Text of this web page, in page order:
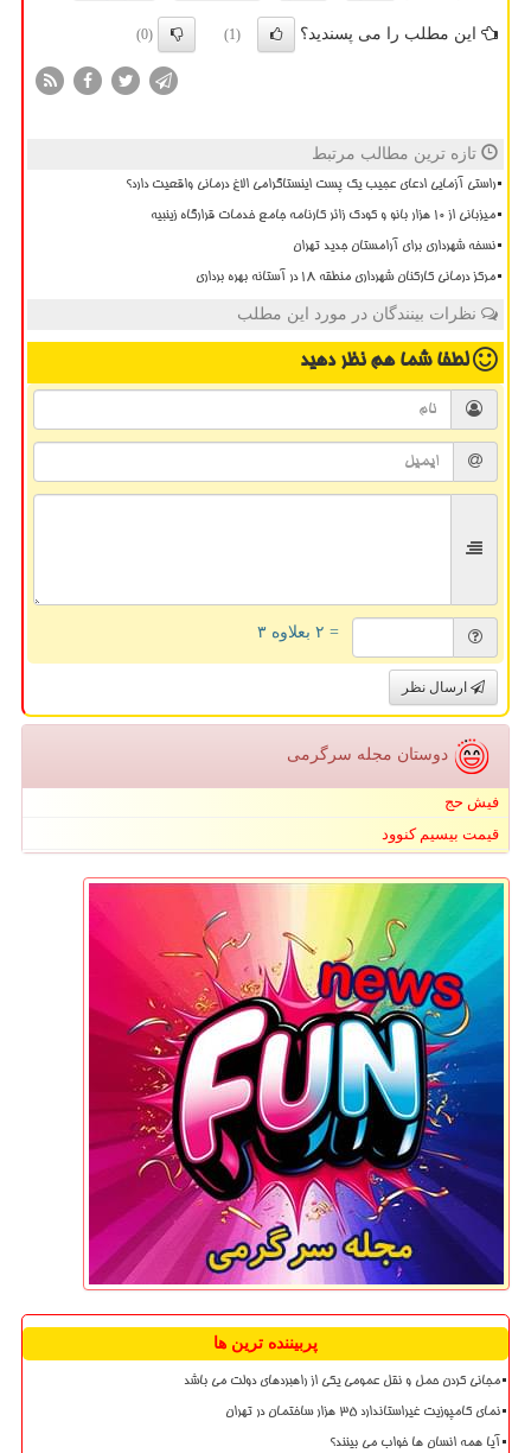
این مطلب را می پسندید؟ (1)
(0)
تازه ترین مطالب مرتبط
راستی آزمایی ادعای عجیب یک پست اینستاگرامی الاغ درمانی واقعیت دارد؟
میزبانی از ۱۰ هزار بانو و کودک زائر کارنامه جامع خدمات قرارگاه زینبیه
نسخه شهرداری برای آرامستان جدید تهران
مرکز درمانی کارکنان شهرداری منطقه ۱۸ در آستانه بهره برداری
نظرات بینندگان در مورد این مطلب
لطفا شما همنظر دهید
= ۲ بعلاوه ۳
ارسال نظر
دوستان مجله سرگرمی
فیش حج
قیمت بیسیم کنوود
پربیننده ترین ها
مجانی کردن حمل و نقل عمومی یکی از راهبردهای دولت می باشد
نمای کامپوزیت غیراستاندارد ۳۵ هزار ساختمان در تهران
آیا همه انسان ها خواب می بینند؟